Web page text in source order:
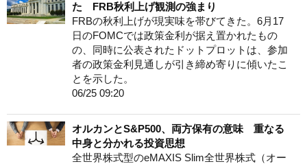
た FRB秋利上げ観測の強まり
FRBの秋利上げが現実味を帯びてきた。6月17
日のFOMCでは政策金利が据え置かれたもの
の、同時に公表されたドットプロットは、参加
者の政策金利見通しが引き締め寄りに傾いたこ
とを示した。
06/25 09:20
オルカンとS&P500、両方保有の意味 重なる
中身と分かれる投資思想
全世界株式型のeMAXIS Slim全世界株式（オー